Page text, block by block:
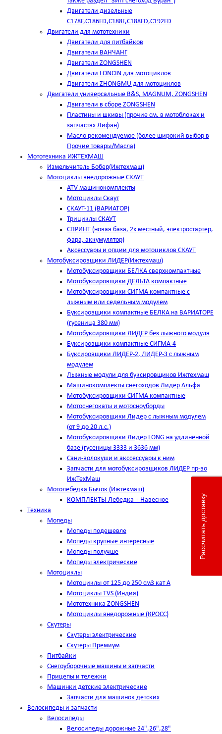
Двигатели дизельные
C178F,С186FD,C188F,C188FD,C192FD
Двигатели для мототехники
Двигатели для питбайков
Двигатели ВАНЧАНГ
Двигатели ZONGSHEN
Двигатели LONCIN для мотоциклов
Двигатели ZHONGMU для мотоциклов
Двигатели универсальные B&S, MAGNUM, ZONGSHEN
Двигатели в сборе ZONGSHEN
Пластины и шкивы (прочие см. в мотоблоках и
запчастях Лифан)
Масло рекомендуемое (более широкий выбор в
Прочие товары/Масла)
Мототехника ИЖТЕХМАШ
Измельчитель Бобер(Ижтехмаш)
Мотоциклы внедорожные СКАУТ
ATV машинокомплекты
Мотоциклы Скаут
СКАУТ-11 (ВАРИАТОР)
Трициклы СКАУТ
СПРИНТ (новая база, 2х местный, электростартер,
фара, аккумулятор)
Аксессуары и опции для мотоциклов СКАУТ
Мотобуксировщики ЛИДЕР(Ижтехмаш)
Мотобуксировщики БЕЛКА сверхкомпактные
Мотобуксировщики ДЕЛЬТА компактные
Мотобуксировщики СИГМА компактные с
лыжным или седельным модулем
Буксировщики компактные БЕЛКА на ВАРИАТОРЕ
(гусеница 380 мм)
Мотобуксировщики ЛИДЕР без лыжного модуля
Буксировщики компактные СИГМА-4
Буксировщики ЛИДЕР-2, ЛИДЕР-3 c лыжным
модулем
Лыжные модули для буксировщиков Ижтехмаш
Машинокомплекты снегоходов Лидер Альфа
Мотобуксировщики СИГМА компактные
Мотоснегокаты и мотосноуборды
Мотобуксировщики Лидер с лыжным модулем
(от 9 до 20 л.с.)
Мотобуксировщики Лидер LONG на удлинённой
базе (гусеницы 3333 и 3636 мм)
Сани-волокуши и акссессуары к ним
Запчасти для мотобуксировщиков ЛИДЕР пр-во
ИжТехМаш
Мотолебедка Бычок (Ижтехмаш)
КОМПЛЕКТЫ Лебедка + Навесное
Техника
Мопеды
Мопеды подешевле
Мопеды крупные интересные
Мопеды получше
Мопеды электрические
Мотоциклы
Мотоциклы от 125 до 250 см3 кат А
Мотоциклы TVS (Индия)
Мототехника ZONGSHEN
Мотоциклы внедорожные (КРОСС)
Скутеры
Скутеры электрические
Скутеры Премиум
Питбайки
Снегоуборочные машины и запчасти
Прицепы и тележки
Машинки детские электрические
Запчасти для машинок детских
Велосипеды и запчасти
Велосипеды
Велосипеды дорожные 24",26",28"
Рассчитать доставку